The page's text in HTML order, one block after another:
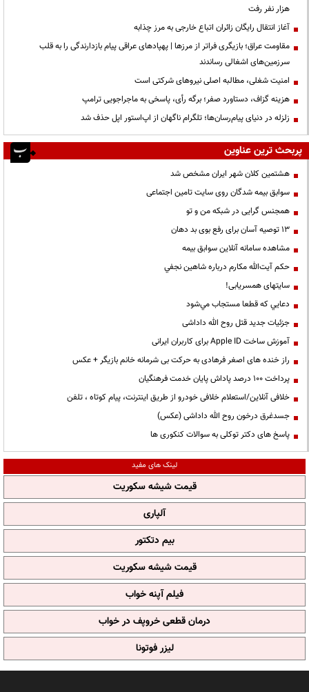
هزار نفر رفت
آغاز انتقال رایگان زائران اتباع خارجی به مرز چذابه
مقاومت عراق؛ بازیگری فراتر از مرزها | پهپادهای عراقی پیام بازدارندگی را به قلب
سرزمین‌های اشغالی رساندند
‌امنیت شغلی، مطالبه اصلی نیروهای شرکتی است
هزینه گزاف، دستاورد صفر؛ برگه رأی، پاسخی به ماجراجویی ترامپ
زلزله در دنیای پیام‌رسان‌ها؛ تلگرام ناگهان از اپ‌استور اپل حذف شد
پربحث ترین عناوین
هشتمین کلان شهر ایران مشخص شد
سوابق بیمه شدگان روی سایت تامین اجتماعی
همجنس گرایی در شبکه من و تو
13 توصیه آسان برای رفع بوی بد دهان
مشاهده سامانه آنلاين سوابق بیمه
حكم آيت‌الله مكارم درباره شاهين نجفي
سایتهای همسریابی!
دعايي كه قطعا مستجاب مي‌شود
جزئیات جدید قتل روح الله داداشی
آموزش ساخت Apple ID برای کاربران ایرانی
راز خنده های اصغر فرهادی به حرکت بی شرمانه خانم بازیگر + عکس
پرداخت ۱۰۰ درصد پاداش پایان خدمت فرهنگیان
خلافی آنلاین/استعلام خلافی خودرو از طریق اینترنت، پیام کوتاه ، تلفن
جسدغرق درخون روح الله داداشی (عکس)
پاسخ های دکتر توکلی به سوالات کنکوری ها
لینک های مفید
قیمت شیشه سکوریت
آلپاری
بیم دتکتور
قیمت شیشه سکوریت
فیلم آپنه خواب
درمان قطعی خروپف در خواب
لیزر فوتونا